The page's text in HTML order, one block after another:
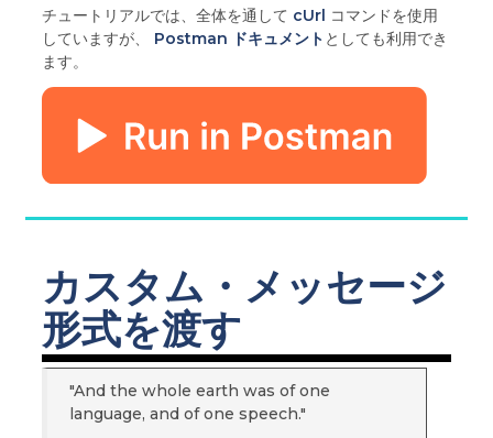
チュートリアルでは、全体を通して cUrl コマンドを使用
していますが、 Postman ドキュメント としても利用でき
ます。
カスタム・メッセージ
形式を渡す
"And the whole earth was of one
language, and of one speech."